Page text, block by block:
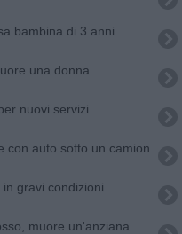
bambina di 3 anni
una donna
nuovi servizi
con auto sotto un camion
gravi condizioni
muore un'anziana